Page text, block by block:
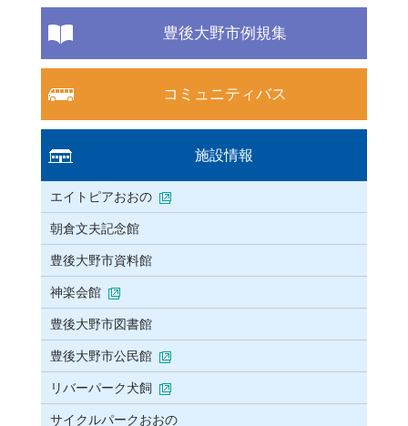
豊後大野市例規集
コミュニティバス
施設情報
エイトピアおおの
朝倉文夫記念館
豊後大野市資料館
神楽会館
豊後大野市図書館
豊後大野市公民館
リバーパーク犬飼
サイクルパークおおの